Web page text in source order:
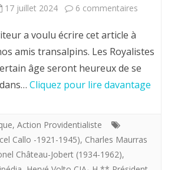
17 juillet 2024 6 commentaires
POUR
LE
a voulu écrire cet article à
amis transalpins. Les Royalistes
âge seront heureux de se
Cliquez pour lire davantage
, Action Providentialiste
Callo -1921-1945), Charles Maurras
Château-Jobert (1934-1962),